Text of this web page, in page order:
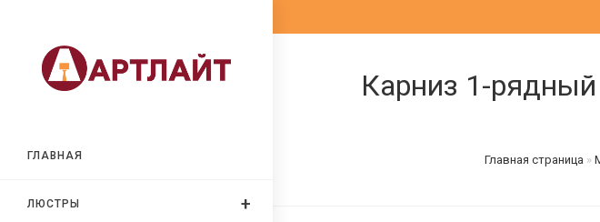
к
ГЛАВНАЯ
ЛЮСТРЫ
Карниз 1-рядный
Главная страница »